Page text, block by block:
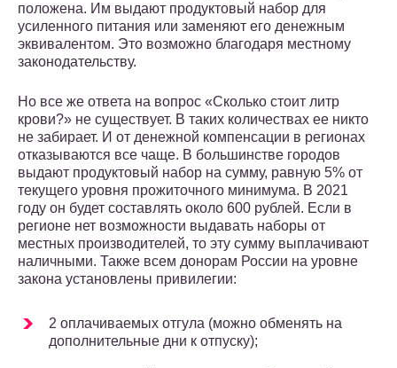
положена. Им выдают продуктовый набор для
усиленного питания или заменяют его денежным
эквивалентом. Это возможно благодаря местному
законодательству.
Но все же ответа на вопрос «Сколько стоит литр
крови?» не существует. В таких количествах ее никто
не забирает. И от денежной компенсации в регионах
отказываются все чаще. В большинстве городов
выдают продуктовый набор на сумму, равную 5% от
текущего уровня прожиточного минимума. В 2021
году он будет составлять около 600 рублей. Если в
регионе нет возможности выдавать наборы от
местных производителей, то эту сумму выплачивают
наличными. Также всем донорам России на уровне
закона установлены привилегии:
2 оплачиваемых отгула (можно обменять на
дополнительные дни к отпуску);